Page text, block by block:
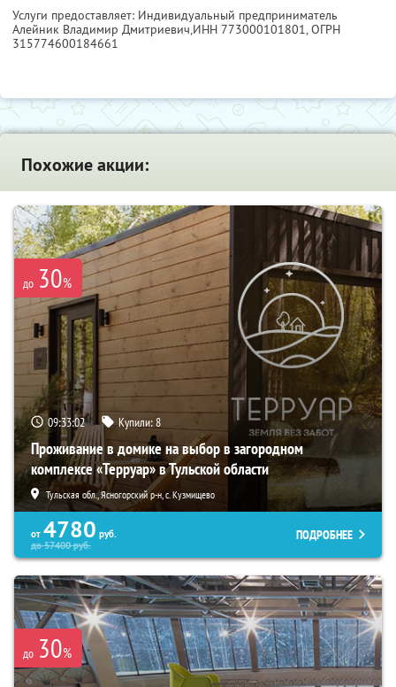
Услуги предоставляет: Индивидуальный предприниматель
Алейник Владимир Дмитриевич,ИНН 773000101801, ОГРН
315774600184661
Похожие акции:
до 30%
09:33:00 Купили:8
Проживание в домике на выбор в загородном
комплексе «Терруар» в Тульской области
Тульская обл., Ясногорский р-н, с. Кузмищево
от 4780 руб.
до57400руб.
ПОДРОБНЕЕ
до 30%